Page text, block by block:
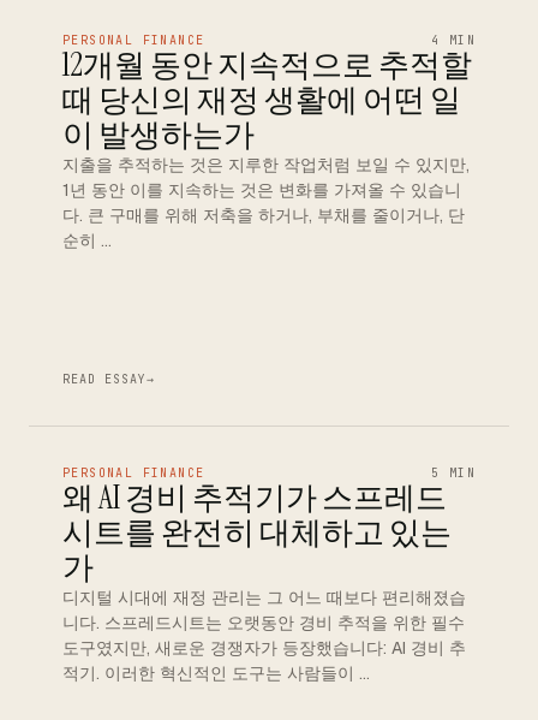
PERSONAL FINANCE 4 MIN
12개월 동안 지속적으로 추적할
때 당신의 재정 생활에 어떤 일
이 발생하는가
지출을 추적하는 것은 지루한 작업처럼 보일 수 있지만,
1년 동안 이를 지속하는 것은 변화를 가져올 수 있습니
다. 큰 구매를 위해 저축을 하거나, 부채를 줄이거나, 단
순히 …
READ ESSAY→
PERSONAL FINANCE 5 MIN
왜 AI 경비 추적기가 스프레드
시트를 완전히 대체하고 있는
가
디지털 시대에 재정 관리는 그 어느 때보다 편리해졌습
니다. 스프레드시트는 오랫동안 경비 추적을 위한 필수
도구였지만, 새로운 경쟁자가 등장했습니다: AI 경비 추
적기. 이러한 혁신적인 도구는 사람들이 …